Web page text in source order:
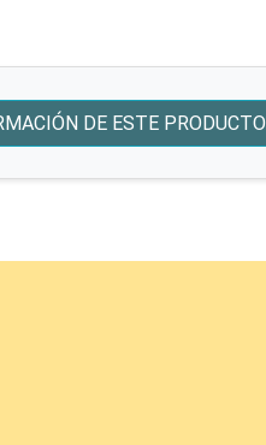
DE ESTE PRODUCTO